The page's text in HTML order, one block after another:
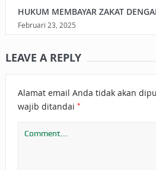
HUKUM MEMBAYAR ZAKAT
Februari 23, 2025
LEAVE A REPLY
Alamat email Anda tidak akan
wajib ditandai *